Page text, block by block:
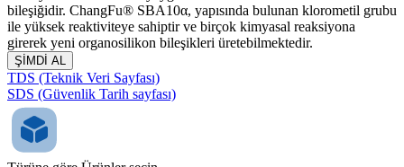
bileşiğidir. ChangFu® SBA10α, yapısında bulunan klorometil grubu
ile yüksek reaktiviteye sahiptir ve birçok kimyasal reaksiyona
girerek yeni organosilikon bileşikleri üretebilmektedir.
ŞİMDİ AL
TDS (Teknik Veri Sayfası)
SDS (Güvenlik Tarih sayfası)